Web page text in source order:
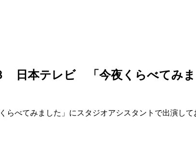
本テレビ 「今夜くらべてみま
てみました」にスタジオアシスタントで出演して